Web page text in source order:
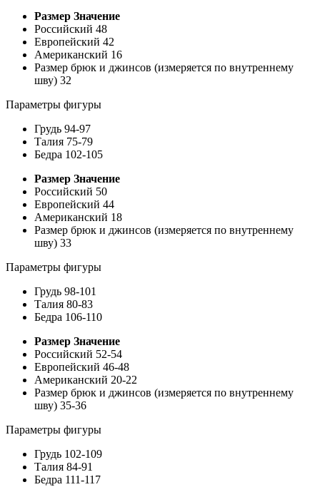
Размер Значение
Российский 48
Европейский 42
Американский 16
Размер брюк и джинсов (измеряется по внутреннему
шву) 32
Параметры фигуры
Грудь 94-97
Талия 75-79
Бедра 102-105
Размер Значение
Российский 50
Европейский 44
Американский 18
Размер брюк и джинсов (измеряется по внутреннему
шву) 33
Параметры фигуры
Грудь 98-101
Талия 80-83
Бедра 106-110
Размер Значение
Российский 52-54
Европейский 46-48
Американский 20-22
Размер брюк и джинсов (измеряется по внутреннему
шву) 35-36
Параметры фигуры
Грудь 102-109
Талия 84-91
Бедра 111-117